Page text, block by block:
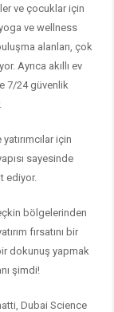
ve çocuklar için
ve wellness
alanları, çok
Ayrıca akıllı ev
7/24 güvenlik
için
sayesinde
ediyor.
bölgelerinden
fırsatını bir
dokunuş yapmak
şimdi!
Dubai Science